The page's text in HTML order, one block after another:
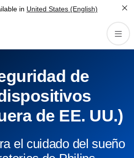
in United States (English)
de
de EE. UU.)
el cuidado del sueño